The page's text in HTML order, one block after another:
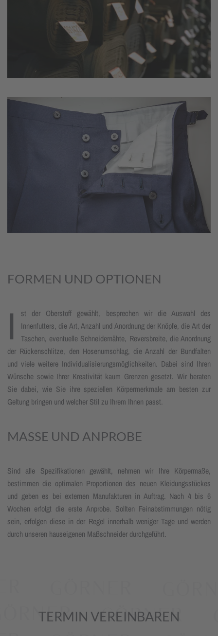
FORMEN UND OPTIONEN
I
st der Oberstoff gewählt, besprechen wir die Auswahl des
Innenfutters, die Art, Anzahl und Anord­nung der Knöpfe, die Art der
Taschen, eventuelle Schneider­nähte, Revers­breite, die Anord­nung
der Rücken­schlitze, den Hosen­umschlag, die Anzahl der Bundfalten
und viele weitere Indivi­dua­lisierungs­möglich­keiten. Dabei sind Ihren
Wünsche sowie Ihrer Kreativität kaum Grenzen gesetzt. Wir beraten
Sie dabei, wie Sie ihre speziellen Körpermerk­male am besten zur
Geltung bringen und welcher Stil zu Ihrem Ihnen passt.
MASSE UND ANPROBE
Sind alle Spezifikationen gewählt, nehmen wir Ihre Körpermaße,
bestimmen die optimalen Proportionen des neuen Kleidungsstückes
und geben es bei externen Manufakturen in Auftrag. Nach 4 bis 6
Wochen erfolgt die erste Anprobe. Sollten Feinabstimmungen nötig
sein, erfolgen diese in der Regel innerhalb weniger Tage und werden
durch unseren hauseigenen Maßschneider durchgeführt.
TERMIN VEREINBAREN